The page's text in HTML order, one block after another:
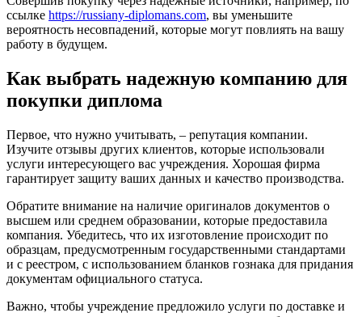
ссылке https://russiany-diplomans.com, вы уменьшите
вероятность несовпадений, которые могут повлиять на вашу
работу в будущем.
Как выбрать надежную компанию для
покупки диплома
Первое, что нужно учитывать, – репутация компании.
Изучите отзывы других клиентов, которые использовали
услуги интересующего вас учреждения. Хорошая фирма
гарантирует защиту ваших данных и качество производства.
Обратите внимание на наличие оригиналов документов о
высшем или среднем образовании, которые предоставила
компания. Убедитесь, что их изготовление происходит по
образцам, предусмотренным государственными стандартами
и с реестром, с использованием бланков гознака для придания
документам официального статуса.
Важно, чтобы учреждение предложило услуги по доставке и